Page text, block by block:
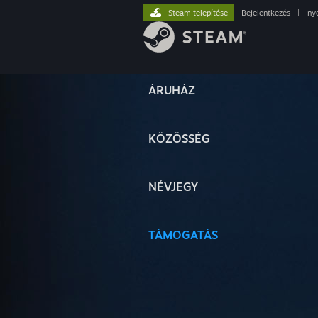
ÁRUHÁZ
KÖZÖSSÉG
NÉVJEGY
TÁMOGATÁS
Steam telepítése Bejelentkezés